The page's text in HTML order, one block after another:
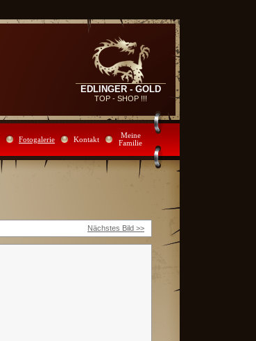
EDLINGER - GOLD
TOP - SHOP !!!
Fotogalerie Kontakt
Meine
Familie
Nächstes Bild >>